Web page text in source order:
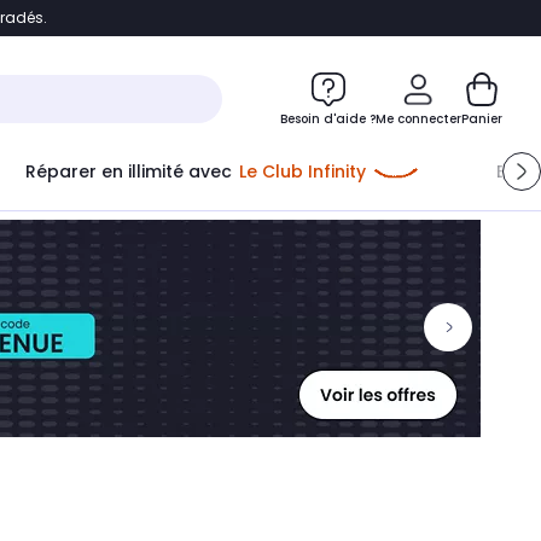
Besoin d'aide ?Me connecter
Me connecter
Nouveau clientCréer mon compte
ou me connecter avec
Panier
Réparer en illimité avec Le Club Infinity